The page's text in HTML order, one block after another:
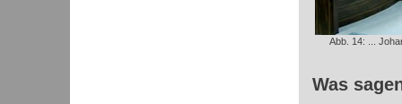
Abb. 14: ...
Was